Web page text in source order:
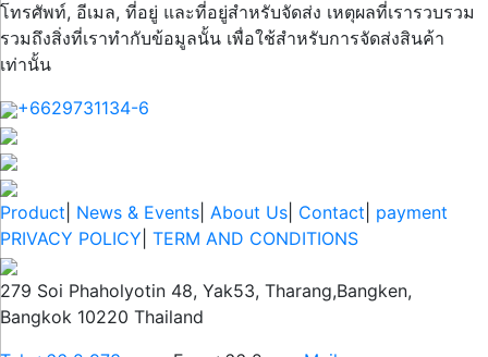
โทรศัพท์, อีเมล, ที่อยู่ และที่อยู่สำหรับจัดส่ง เหตุผลที่เรารวบรวม
รวมถึงสิ่งที่เราทำกับข้อมูลนั้น เพื่อใช้สำหรับการจัดส่งสินค้า
เท่านั้น
+6629731134-6
Product News & Events About Us Contact payment
PRIVACY POLICY TERM AND CONDITIONS
279 Soi Phaholyotin 48, Yak53, Tharang,Bangken,
Bangkok 10220 Thailand